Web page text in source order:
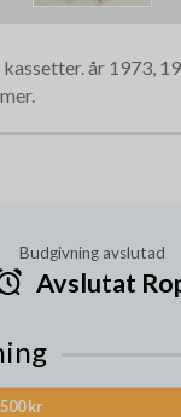
år 1973,
Budgivning avslutad
Avslutat
500 kr